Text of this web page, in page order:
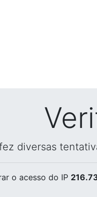
diversas
o acesso do IP